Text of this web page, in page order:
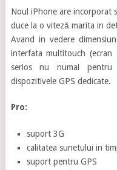
Noul iPhone are incorporat
duce la o viteză marita in
Avand in vedere
interfata multitouch
serios nu numai
dispozitivele GPS dedicate.
Pro:
suport 3G
calitatea sunetului in
suport pentru GPS